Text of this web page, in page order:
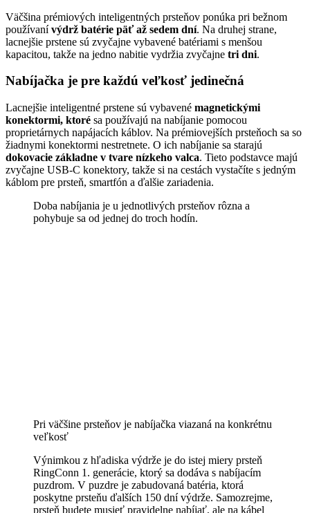
Väčšina prémiových inteligentných prsteňov ponúka pri bežnom
používanívýdrž batérie päť až sedem dní. Na druhej strane,
lacnejšie prstene sú zvyčajne vybavené batériami s menšou
kapacitou, takže na jedno nabitie vydržia zvyčajne tri dni.
Nabíjačka je pre každú veľkosť jedinečná
Lacnejšie inteligentné prstene sú vybavené magnetickými
konektormi, ktoré sa používajú na nabíjanie pomocou
proprietárnych napájacích káblov. Na prémiovejších prsteňoch sa so
žiadnymi konektormi nestretnete. O ich nabíjanie sa starajú
dokovacie základne v tvare nízkeho valca. Tieto podstavce majú
zvyčajne USB-C konektory, takže si na cestách vystačíte s jedným
káblom pre prsteň, smartfón a ďalšie zariadenia.
Doba nabíjania je u jednotlivých prsteňov rôzna a
pohybuje sa od jednej do troch hodín.
Pri väčšine prsteňov je nabíjačka viazaná na konkrétnu
veľkosť
Výnimkou z hľadiska výdrže je do istej miery prsteň
RingConn 1. generácie, ktorý sa dodáva s nabíjacím
puzdrom. V puzdre je zabudovaná batéria, ktorá
poskytne prsteňu ďalších 150 dní výdrže. Samozrejme,
prsteň budete musieť pravidelne nabíjať, ale na kábel